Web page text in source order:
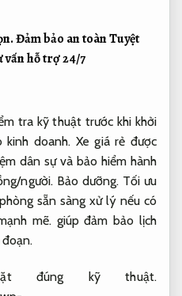
Đảm bảo an toàn Tuyệt
vấn hỗ trợ 24/7
tra kỹ thuật trước khi khởi
kinh doanh. Xe giá rẻ được
dân sự và bảo hiểm hành
người. Bảo dưỡng. Tối ưu
sẵn sàng xử lý nếu có
mẽ. giúp đảm bảo lịch
đúng kỹ thuật.